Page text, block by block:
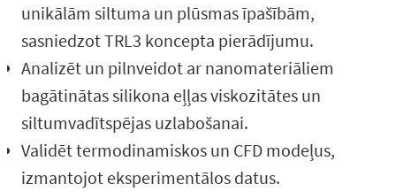
unikālām siltuma un plūsmas īpašībām,
sasniedzot TRL3 koncepta pierādījumu.
Analizēt un pilnveidot ar nanomateriāliem
bagātinātas silikona eļļas viskozitātes un
siltumvadītspējas uzlabošanai.
Validēt termodinamiskos un CFD modeļus,
izmantojot eksperimentālos datus.